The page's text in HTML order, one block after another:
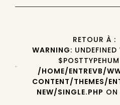
RETOUR À :
WARNING:
/HOME/ENTREVB/
CONTENT/THEMES/
NEW/SINGLE.PHP ON